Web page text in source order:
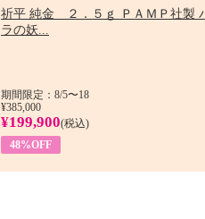
祈平 純金 ２．５ｇ ＰＡＭＰ社製
ラの妖...
期間限定：8/5〜18
¥385,000
¥199,900(税込)
48%OFF